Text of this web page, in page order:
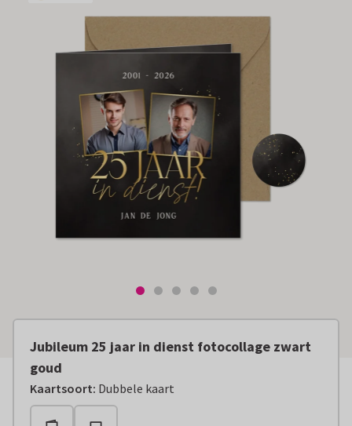
Jubileum 25 jaar in dienst fotocollage zwart
goud
Kaartsoort: Dubbele kaart